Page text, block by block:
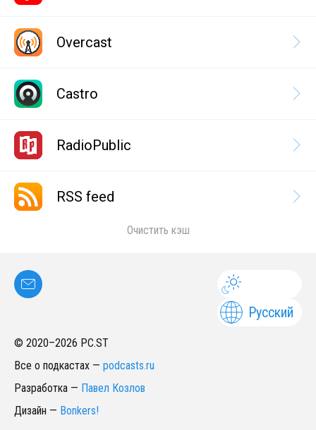
Overcast
Castro
RadioPublic
RSS feed
Очистить кэш
Русский
© 2020–2026 PC.ST
Все о подкастах — podcasts.ru
Разработка — Павел Козлов
Дизайн — Bonkers!